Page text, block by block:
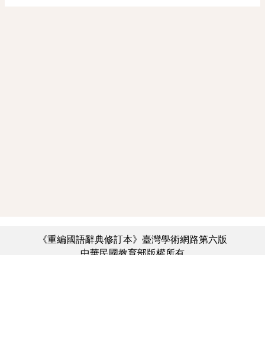
《重編國語辭典修訂本》臺灣學術網路第六版
中華民國教育部版權所有